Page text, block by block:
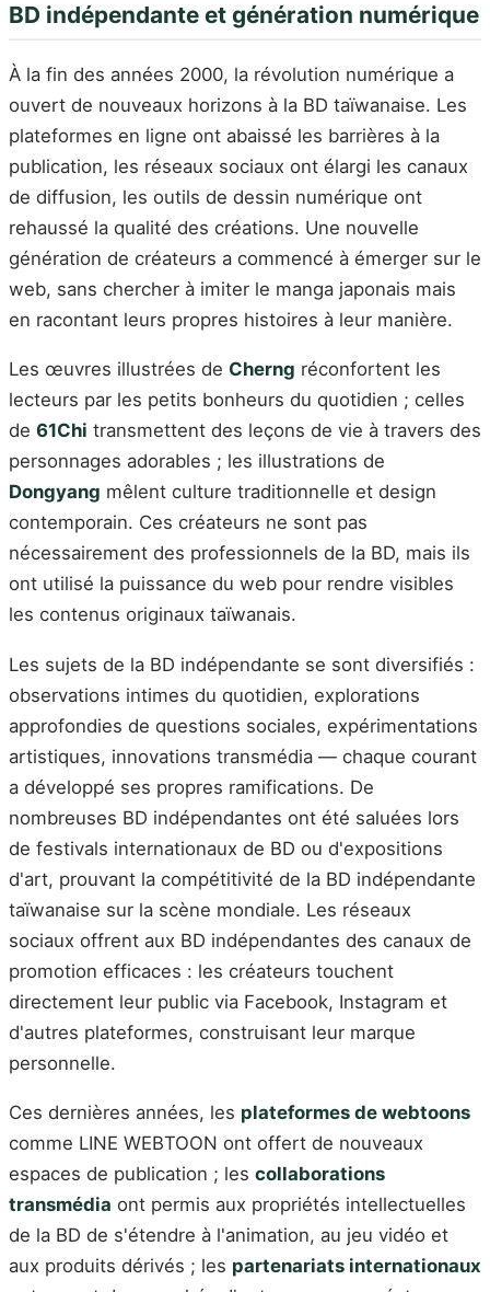
BD indépendante et génération numérique
À la fin des années 2000, la révolution numérique a
ouvert de nouveaux horizons à la BD taïwanaise. Les
plateformes en ligne ont abaissé les barrières à la
publication, les réseaux sociaux ont élargi les canaux
de diffusion, les outils de dessin numérique ont
rehaussé la qualité des créations. Une nouvelle
génération de créateurs a commencé à émerger sur le
web, sans chercher à imiter le manga japonais mais
en racontant leurs propres histoires à leur manière.
Les œuvres illustrées de Cherng réconfortent les
lecteurs par les petits bonheurs du quotidien ; celles
de 61Chi transmettent des leçons de vie à travers des
personnages adorables ; les illustrations de
Dongyang mêlent culture traditionnelle et design
contemporain. Ces créateurs ne sont pas
nécessairement des professionnels de la BD, mais ils
ont utilisé la puissance du web pour rendre visibles
les contenus originaux taïwanais.
Les sujets de la BD indépendante se sont diversifiés :
observations intimes du quotidien, explorations
approfondies de questions sociales, expérimentations
artistiques, innovations transmédia — chaque courant
a développé ses propres ramifications. De
nombreuses BD indépendantes ont été saluées lors
de festivals internationaux de BD ou d'expositions
d'art, prouvant la compétitivité de la BD indépendante
taïwanaise sur la scène mondiale. Les réseaux
sociaux offrent aux BD indépendantes des canaux de
promotion efficaces : les créateurs touchent
directement leur public via Facebook, Instagram et
d'autres plateformes, construisant leur marque
personnelle.
Ces dernières années, les plateformes de webtoons
comme LINE WEBTOON ont offert de nouveaux
espaces de publication ; les collaborations
transmédia ont permis aux propriétés intellectuelles
de la BD de s'étendre à l'animation, au jeu vidéo et
aux produits dérivés ; les partenariats internationaux